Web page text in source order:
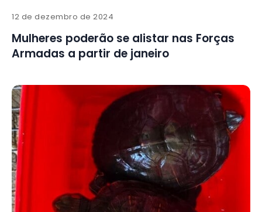
12 de dezembro de 2024
Mulheres poderão se alistar nas Forças
Armadas a partir de janeiro